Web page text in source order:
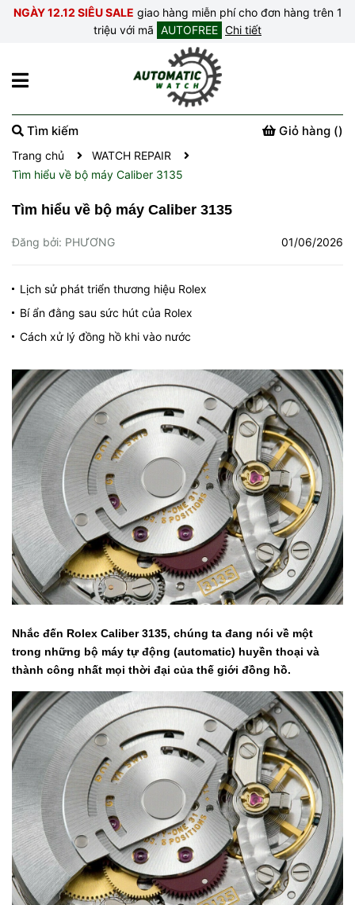
NGÀY 12.12 SIÊU SALE giao hàng miễn phí cho đơn hàng trên 1
triệu với mã AUTOFREE Chi tiết
Tìm kiếm Giỏ hàng ()
Trang chủ
WATCH REPAIR
Tìm hiểu về bộ máy Caliber 3135
Tìm hiểu về bộ máy Caliber 3135
Đăng bởi: PHƯƠNG 01/06/2026
Lịch sử phát triển thương hiệu Rolex
Bí ẩn đằng sau sức hút của Rolex
Cách xử lý đồng hồ khi vào nước
Nhắc đến Rolex Caliber 3135, chúng ta đang nói về một
trong những bộ máy tự động (automatic) huyền thoại và
thành công nhất mọi thời đại của thế giới đồng hồ.